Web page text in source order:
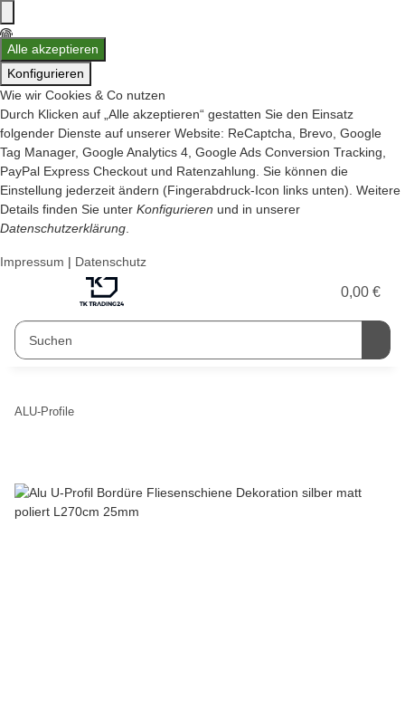
Alle akzeptieren
Konfigurieren
Wie wir Cookies & Co nutzen
Durch Klicken auf „Alle akzeptieren“ gestatten Sie den Einsatz
folgender Dienste auf unserer Website: ReCaptcha, Brevo, Google
Tag Manager, Google Analytics 4, Google Ads Conversion Tracking,
PayPal Express Checkout und Ratenzahlung. Sie können die
Einstellung jederzeit ändern (Fingerabdruck-Icon links unten). Weitere
Details finden Sie unter Konfigurieren und in unserer
Datenschutzerklärung
Impressum | Datenschutz
0,00 €
ALU-Profile